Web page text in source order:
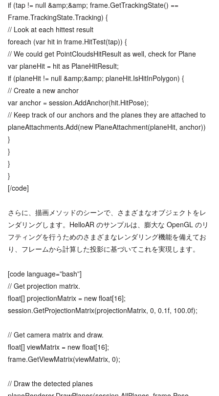
if (tap != null &amp;&amp; frame.GetTrackingState() ==
Frame.TrackingState.Tracking) {
// Look at each hittest result
foreach (var hit in frame.HitTest(tap)) {
// We could get PointCloudsHitResult as well, check for Plane
var planeHit = hit as PlaneHitResult;
if (planeHit != null &amp;&amp; planeHit.IsHitInPolygon) {
// Create a new anchor
var anchor = session.AddAnchor(hit.HitPose);
// Keep track of our anchors and the planes they are attached to
planeAttachments.Add(new PlaneAttachment(planeHit, anchor))
}
}
}
}
[/code]
さらに、描画メソッドのシーンで、さまざまなオブジェクトをレ
ンダリングします。HelloAR のサンプルは、膨大な OpenGL のリ
フティングを行うためのさまざまなレンダリング機能を備えてお
り、フレームから計算した投影に基づいてこれを実現します。
[code language=”bash”]
// Get projection matrix.
float[] projectionMatrix = new float[16];
session.GetProjectionMatrix(projectionMatrix, 0, 0.1f, 100.0f);
// Get camera matrix and draw.
float[] viewMatrix = new float[16];
frame.GetViewMatrix(viewMatrix, 0);
// Draw the detected planes